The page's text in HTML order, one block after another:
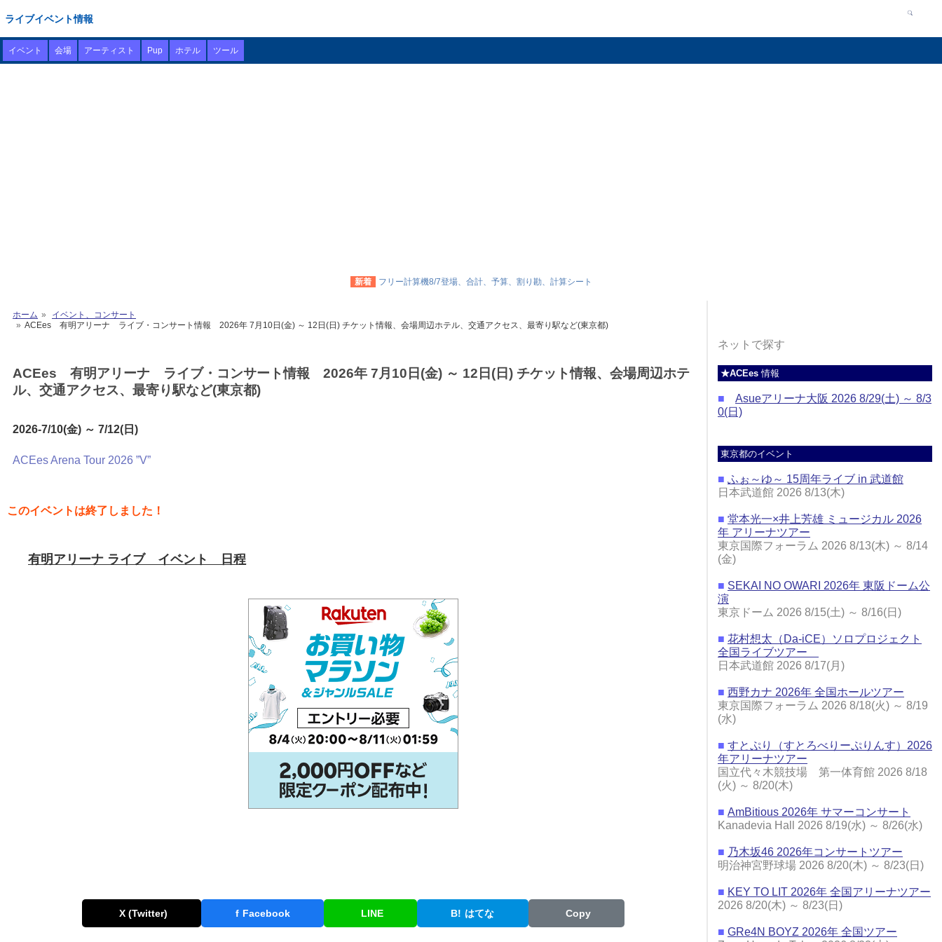
ライブイベント情報
イベント 会場 アーティスト Pup ホテル ツール
新着 フリー計算機8/7登場、合計、予算、割り勘、計算シート
ホーム
イベント、コンサート
ACEes 有明アリーナ ライブ・コンサート情報 2026年 7月10日(金) ～ 12日(日) チケット情報、会場周辺ホテル、交通アクセス、最寄り駅など(東京都)
ACEes 有明アリーナ ライブ・コンサート情報 2026年 7月10日(金) ～ 12日(日) チケット情報、会場周辺ホテ
ル、交通アクセス、最寄り駅など(東京都)
2026-7/10(金) ～ 7/12(日)
ACEes Arena Tour 2026 ”V”
このイベントは終了しました！
有明アリーナ ライブ イベント 日程
X (Twitter) f Facebook LINE B! はてな Copy
ネットで探す
★ACEes情報
■
Asueアリーナ大阪 2026 8/29(土) ～ 8/3
0(日)
東京都のイベント
■ ふぉ～ゆ～ 15周年ライブ in 武道館
日本武道館 2026 8/13(木)
■ 堂本光一×井上芳雄 ミュージカル 2026
年 アリーナツアー
東京国際フォーラム 2026 8/13(木) ～ 8/14
(金)
■ SEKAI NO OWARI 2026年 東阪ドーム公
演
東京ドーム 2026 8/15(土) ～ 8/16(日)
■ 花村想太（Da-iCE）ソロプロジェクト
全国ライブツアー
日本武道館 2026 8/17(月)
■ 西野カナ 2026年 全国ホールツアー
東京国際フォーラム 2026 8/18(火) ～ 8/19
(水)
■ すとぷり（すとろべりーぷりんす）2026
年アリーナツアー
国立代々木競技場 第一体育館 2026 8/18
(火) ～ 8/20(木)
■ AmBitious 2026年 サマーコンサート
Kanadevia Hall 2026 8/19(水) ～ 8/26(水)
■ 乃木坂46 2026年コンサートツアー
明治神宮野球場 2026 8/20(木) ～ 8/23(日)
■ KEY TO LIT 2026年 全国アリーナツアー
2026 8/20(木) ～ 8/23(日)
■ GRe4N BOYZ 2026年 全国ツアー